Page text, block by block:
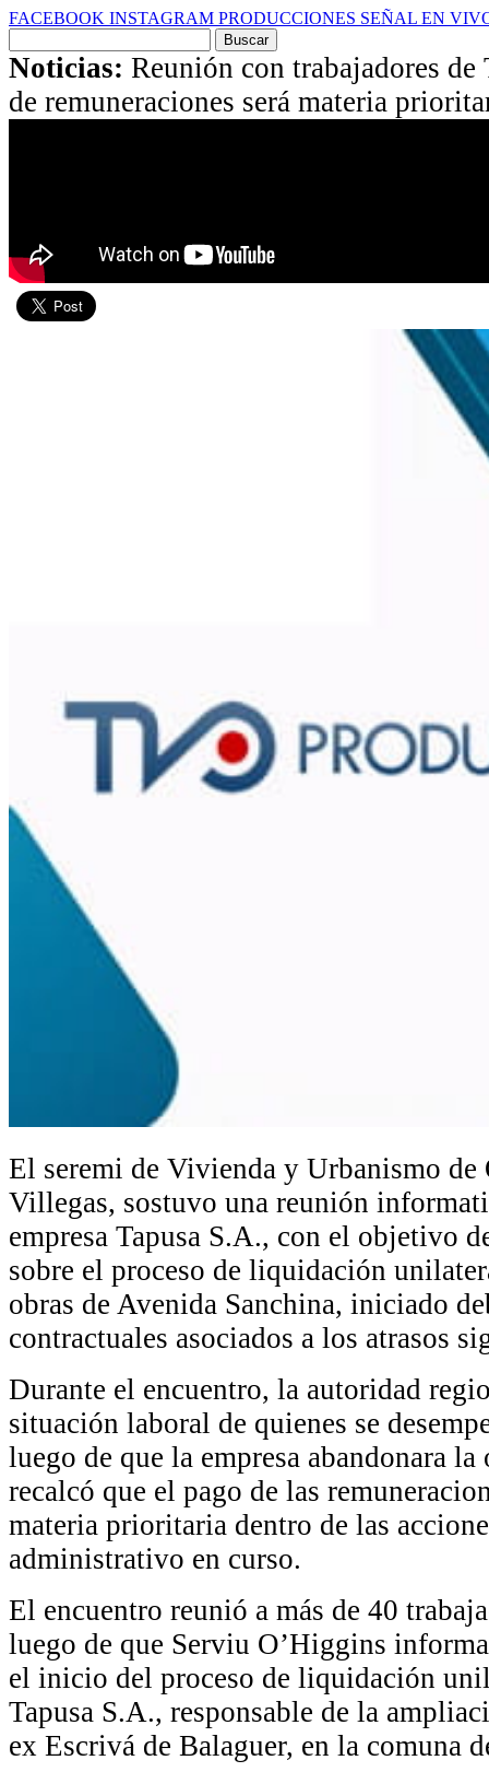
FACEBOOK INSTAGRAM PRODUCCIONES SEÑAL EN
por:
Noticias: Reunión con trabajadores de
de remuneraciones será materia
El seremi de Vivienda y Urbanismo
Villegas, sostuvo una reunión
empresa Tapusa S.A., con el objetivo
sobre el proceso de liquidación
obras de Avenida Sanchina, iniciado
contractuales asociados a los atrasos
Durante el encuentro, la autoridad
situación laboral de quienes se
luego de que la empresa abandonara la
recalcó que el pago de las
materia prioritaria dentro de las
administrativo en curso.
El encuentro reunió a más de 40
luego de que Serviu O’Higgins
el inicio del proceso de liquidación
Tapusa S.A., responsable de la
ex Escrivá de Balaguer, en la comuna